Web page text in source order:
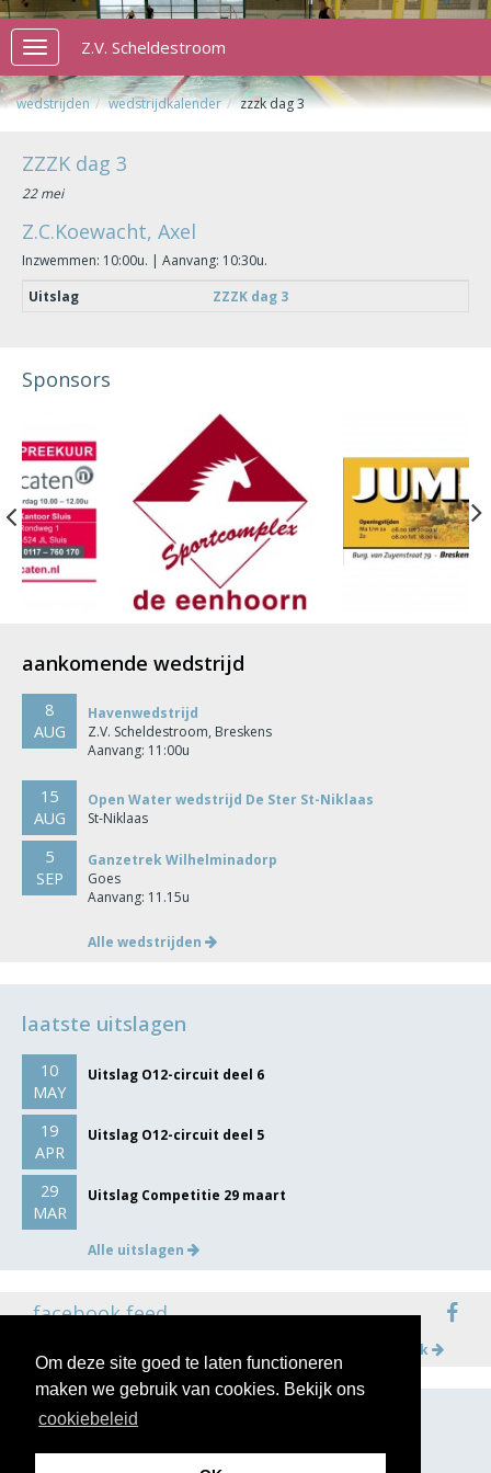
Om deze site goed te laten functioneren
maken we gebruik van cookies. Bekijk ons
cookiebeleid
Toggle
navigation
Z.V. Scheldestroom
wedstrijden wedstrijdkalender zzzk dag 3
ZZZK dag 3
22 mei
Z.C.Koewacht, Axel
Inzwemmen: 10:00u. | Aanvang: 10:30u.
Uitslag
ZZZK dag 3
Sponsors
Previous
aankomende wedstrijd
8
AUG
Havenwedstrijd
Z.V. Scheldestroom, Breskens
Aanvang: 11:00u
15
AUG
Open Water wedstrijd De Ster St-Niklaas
St-Niklaas
5
SEP
Ganzetrek Wilhelminadorp
Goes
Aanvang: 11.15u
Alle wedstrijden
laatste uitslagen
10
MAY
Uitslag O12-circuit deel 6
19
APR
Uitslag O12-circuit deel 5
29
MAR
Uitslag Competitie 29 maart
Alle uitslagen
facebook feed
Meer op facebook
volg ons op